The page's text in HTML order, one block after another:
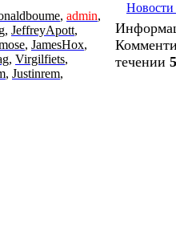
, admin,
, JeffreyApott,
, JamesHox,
, Virgilfiets,
, Justinrem,
Новости
течении 5